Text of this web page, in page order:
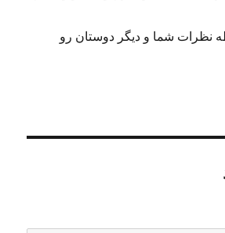
نظرات شما و دیگر دوستان رو